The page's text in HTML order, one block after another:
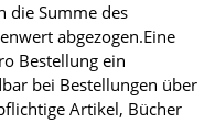
die Summe des
abgezogen.Eine
Bestellung ein
bei Bestellungen über
Artikel, Bücher